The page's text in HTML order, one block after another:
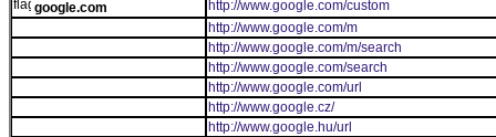
google.com
http://www.google.com/custom
http://www.google.com/m
http://www.google.com/m/search
http://www.google.com/search
http://www.google.com/url
http://www.google.cz/
http://www.google.hu/url